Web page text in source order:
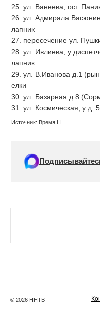
25. ул. Ванеева, ост.
26. ул. Адмирала
лапник
27. пересечение ул.
28. ул. Ивлиева, у
лапник
29. ул. В.Иванова д.1
елки
30. ул. Базарная д.8
31. ул. Космическая, у д.
Источник: Время Н
© 2026 ННТВ